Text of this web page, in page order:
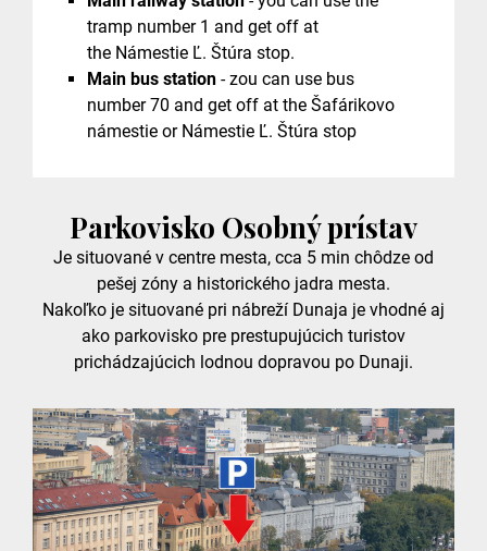
tramp number 1 and get off at
the Námestie Ľ. Štúra stop.
Main bus station - zou can use bus
number 70 and get off at the Šafárikovo
námestie or Námestie Ľ. Štúra stop
Parkovisko Osobný prístav
Je situované v centre mesta, cca 5 min chôdze od
pešej zóny a historického jadra mesta.
Nakoľko je situované pri nábreží Dunaja je vhodné aj
ako parkovisko pre prestupujúcich turistov
prichádzajúcich lodnou dopravou po Dunaji.